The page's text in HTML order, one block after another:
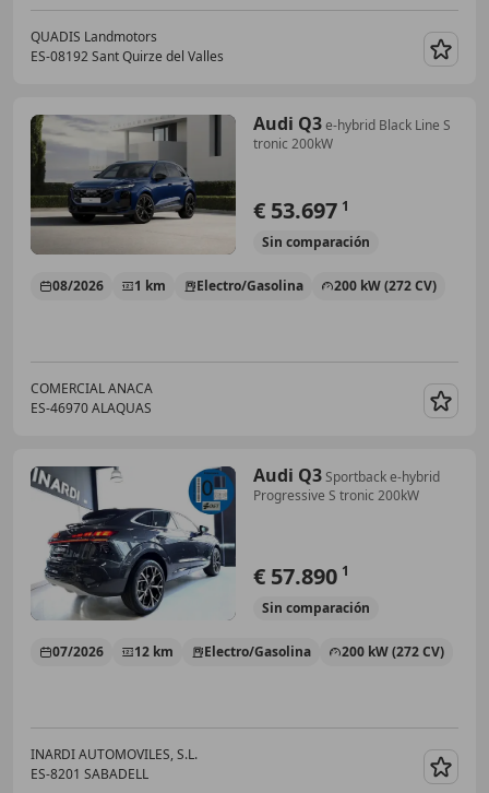
QUADIS Landmotors
ES-08192 Sant Quirze del Valles
Audi Q3e-hybrid Black Line S
tronic 200kW
€ 53.697 1
Sin comparación
08/2026 1 km Electro/Gasolina 200 kW (272 CV)
COMERCIAL ANACA
ES-46970 ALAQUAS
Audi Q3Sportback e-hybrid
Progressive S tronic 200kW
€ 57.890 1
Sin comparación
07/2026 12 km Electro/Gasolina 200 kW (272 CV)
INARDI AUTOMOVILES, S.L.
ES-8201 SABADELL